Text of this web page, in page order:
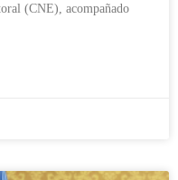
(CNE), acompañado